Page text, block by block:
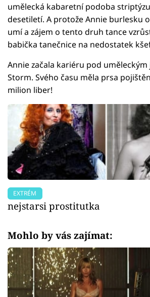
umělecká kabaretní podoba
desetiletí. A protože Annie burlesku
umí a zájem o tento druh tance
babička tanečnice na nedostatek
Annie začala kariéru pod
Storm. Svého času měla prsa
milion liber!
EXTRÉM
nejstarsi prostitutka
Mohlo by vás zajímat: